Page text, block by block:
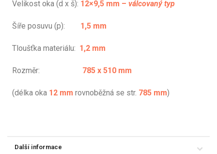
Velikost oka (d x š): 12×9,5 mm – válcovaný typ
Šíře posuvu (p): 1,5 mm
Tloušťka materiálu: 1,2 mm
Rozměr: 785 x 510 mm
(délka oka 12 mm rovnoběžná se str. 785 mm)
Další informace